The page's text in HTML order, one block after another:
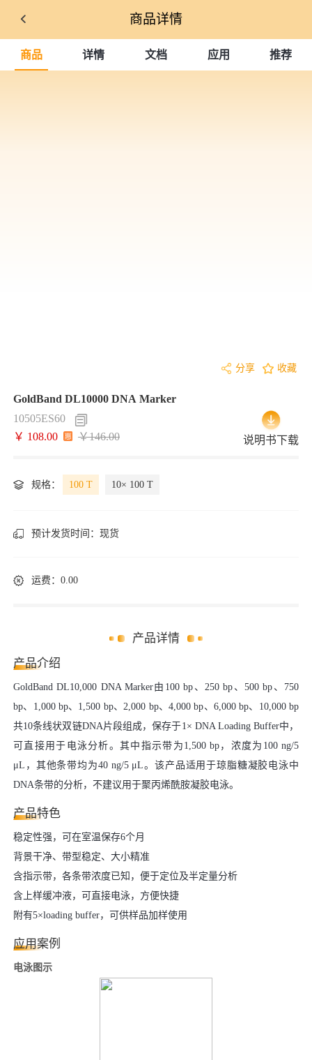
商品详情
商品 详情 文档 应用 推荐
分享 收藏
GoldBand DL10000 DNA Marker
10505ES60
￥ 108.00
￥146.00 说明书下载
规格： 100 T 10× 100 T
预计发货时间： 现货
运费：0.00
产品详情
产品介绍
GoldBand DL10,000 DNA Marker由100 bp、250 bp、500 bp、750
bp、1,000 bp、1,500 bp、2,000 bp、4,000 bp、6,000 bp、10,000 bp
共10条线状双链DNA片段组成，保存于1× DNA Loading Buffer中，
可直接用于电泳分析。其中指示带为1,500 bp，浓度为100 ng/5
μL，其他条带均为40 ng/5 μL。该产品适用于琼脂糖凝胶电泳中
DNA条带的分析，不建议用于聚丙烯酰胺凝胶电泳。
产品特色
稳定性强，可在室温保存6个月
背景干净、带型稳定、大小精准
含指示带，各条带浓度已知，便于定位及半定量分析
含上样缓冲液，可直接电泳，方便快捷
附有5×loading buffer，可供样品加样使用
应用案例
电泳图示